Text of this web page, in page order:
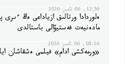
12:56, 06 تامىز 2026
ەلوردادا ورتالىق ازياداعى ەڭ
مادەنيەت فەستيۆالى باستالدى
08:16, 06 تامىز 2026
«ورمەكشى ادام» فيلمى ەشقاشان